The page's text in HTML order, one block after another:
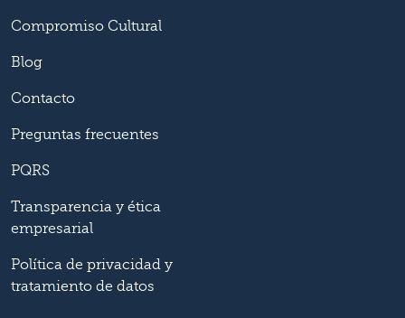
Compromiso Cultural
Blog
Contacto
Preguntas frecuentes
PQRS
Transparencia y ética
empresarial
Política de privacidad y
tratamiento de datos